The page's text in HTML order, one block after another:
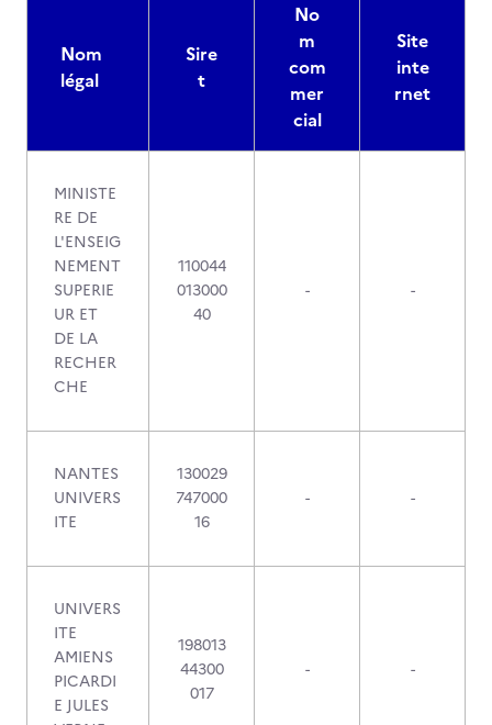
Nom
légal
Sire
t
No
m
com
mer
cial
Site
inte
rnet
MINISTE
RE DE
L'ENSEIG
NEMENT
SUPERIE
UR ET
DE LA
RECHER
CHE
110044
013000
40
- -
NANTES
UNIVERS
ITE
130029
747000
16
- -
UNIVERS
ITE
AMIENS
PICARDI
E JULES
198013
44300
017
- -